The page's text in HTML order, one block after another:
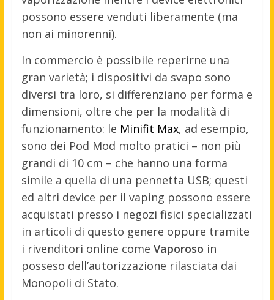
possono essere venduti liberamente (ma
non ai minorenni).
In commercio è possibile reperirne una
gran varietà; i dispositivi da svapo sono
diversi tra loro, si differenziano per forma e
dimensioni, oltre che per la modalità di
funzionamento: le Minifit Max, ad esempio,
sono dei Pod Mod molto pratici – non più
grandi di 10 cm – che hanno una forma
simile a quella di una pennetta USB; questi
ed altri device per il vaping possono essere
acquistati presso i negozi fisici specializzati
in articoli di questo genere oppure tramite
i rivenditori online come Vaporoso in
posseso dell’autorizzazione rilasciata dai
Monopoli di Stato.